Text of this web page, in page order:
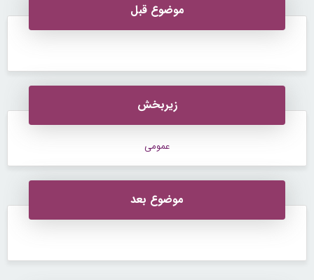
موضوع قبل
زیربخش
عمومی
موضوع بعد